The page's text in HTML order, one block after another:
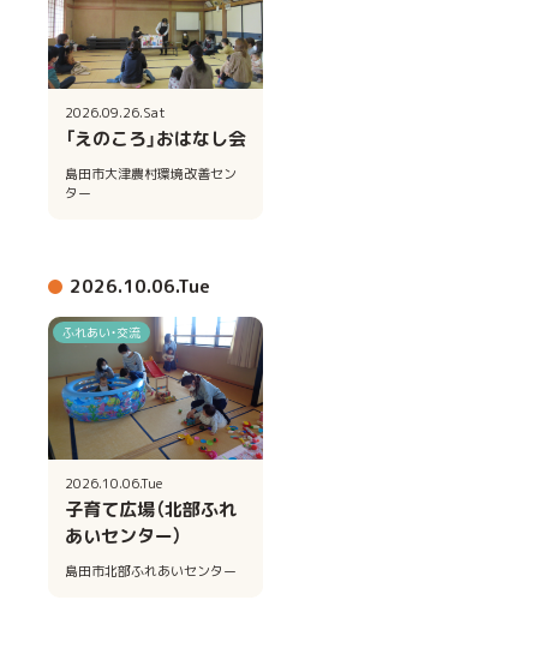
2026.09.26.Sat
「えのころ」おはなし会
島田市大津農村環境改善セン
ター
2026.10.06.Tue
ふれあい・交流
2026.10.06.Tue
子育て広場（北部ふれ
あいセンター）
島田市北部ふれあいセンター